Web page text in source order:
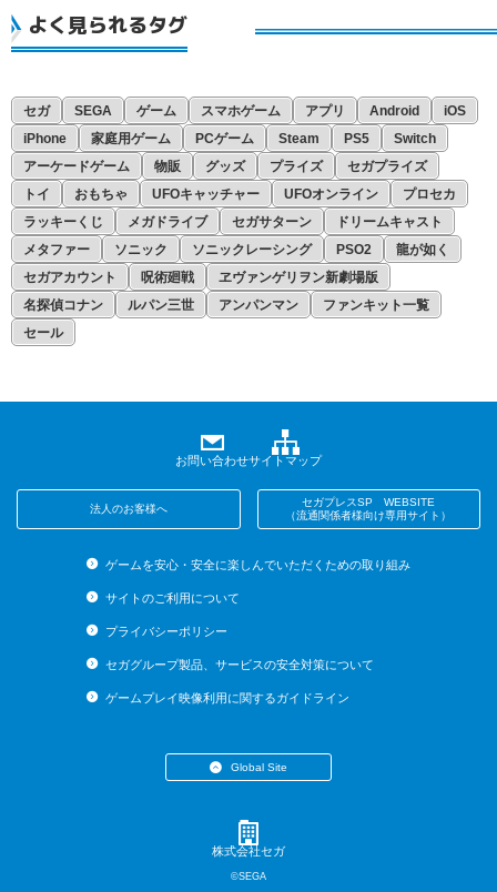
よく見られるタグ
セガ SEGA ゲーム スマホゲーム アプリ Android
iOS
iPhone
家庭用ゲーム PCゲーム Steam PS5
Switch
アーケードゲーム
物販 グッズ プライズ
セガプライズ
トイ
おもちゃ UFOキャッチャー UFOオンライン
プロセカ
ラッキーくじ
メガドライブ セガサターン
ドリームキャスト
メタファー
ソニック ソニックレーシング PSO2
龍が如く
セガアカウント
呪術廻戦
ヱヴァンゲリヲン新劇場版
名探偵コナン
ルパン三世 アンパンマン
ファンキット一覧
セール
お問い合わせサイトマップ
法人のお客様へ
セガプレスSP WEBSITE
（流通関係者様向け専用サイト）
ゲームを安心・安全に楽しんでいただくための取り組み
サイトのご利用について
プライバシーポリシー
セガグループ製品、サービスの安全対策について
ゲームプレイ映像利用に関するガイドライン
Global Site
・English (US)
・English (AU)
株式会社セガ
©SEGA